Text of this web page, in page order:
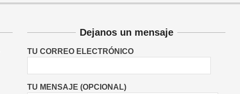
Dejanos un mensaje
TU CORREO ELECTRÓNICO
TU MENSAJE (OPCIONAL)